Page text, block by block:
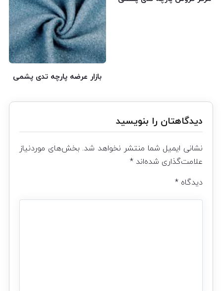
بازار عرضه پارچه تدی پشمی
دیدگاهتان را بنویسید
نشانی ایمیل شما منتشر نخواهد شد. بخش‌های موردنیاز
علامت‌گذاری شده‌اند *
دیدگاه *